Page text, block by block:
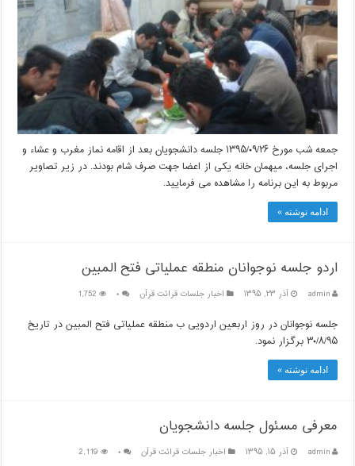
جمعه شب مورخ ۱۳۹۵/۰۹/۲۶ جلسه دانشجویان بعد از اقامه نماز مغرب و عشاء و
اجرای جلسه، میهمان خانه یکی از اعضا جهت صرف شام بودند. در زیر تصاویر
مربوط به این برنامه را مشاهده می فرمایید.
ادامه نوشته »
اردو جلسه نوجوانان منطقه عملیاتی فتح المبین
admin آذر ۲۳, ۱۳۹۵ اخبار جلسات قرائت قرآن ۰ 1,752
جلسه نوجوانان در روز اربعین اردویی ب منطقه عملیاتی فتح المبین در تاریخ
۳۰/۸/۹۵ برگزار نمود.
ادامه نوشته »
معرفی مسئول جلسه دانشجویان
admin آذر ۱۵, ۱۳۹۵ اخبار جلسات قرائت قرآن ۰ 2,119